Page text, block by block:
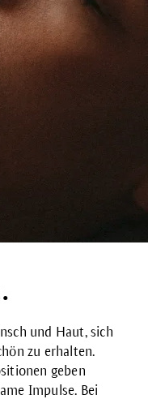
und Haut, sich
zu erhalten.
geben
Impulse. Bei